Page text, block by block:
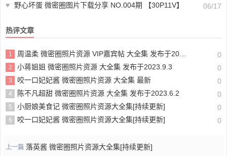
♥
野心坏蛋 微密圈图片下载分享 NO.004期 【30P11V】 06/17
热评文章
1 周温柔 微密圈照片资源 VIP嘉宾帖 大全集 发布于2023.10.10 0
2 小蒋姐姐 微密圈照片资源 大全集 发布于2023.9.3 0
3 咬一口妃妃酱 微密圈照片资源 大全集 最新 0
4 陈不凡超甜 微密圈照片资源 大全集 发布于2023.6.2 0
5 小厨娘美食记 微密圈照片资源大全集[持续更新] 0
6 咬一口妃妃酱 微密圈照片资源大全集[持续更新] 0
上一篇 落英酱 微密圈照片资源大全集[持续更新]